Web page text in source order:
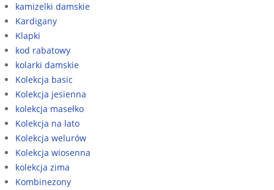
kamizelki damskie
Kardigany
Klapki
kod rabatowy
kolarki damskie
Kolekcja basic
Kolekcja jesienna
kolekcja masełko
Kolekcja na lato
Kolekcja welurów
Kolekcja wiosenna
kolekcja zima
Kombinezony